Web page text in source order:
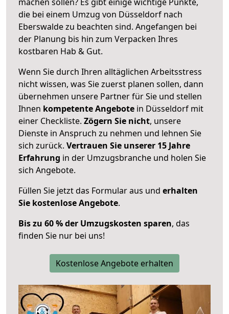
die bei einem Umzug von Düsseldorf nach
Eberswalde zu beachten sind. Angefangen bei
der Planung bis hin zum Verpacken Ihres
kostbaren Hab & Gut.
Wenn Sie durch Ihren alltäglichen Arbeitsstress
nicht wissen, was Sie zuerst planen sollen, dann
übernehmen unsere Partner für Sie und stellen
Ihnen kompetente Angebote in Düsseldorf mit
einer Checkliste. Zögern Sie nicht, unsere
Dienste in Anspruch zu nehmen und lehnen Sie
sich zurück. Vertrauen Sie unserer 15 Jahre
Erfahrung in der Umzugsbranche und holen Sie
sich Angebote.
Füllen Sie jetzt das Formular aus und erhalten
Sie kostenlose Angebote.
Bis zu 60 % der Umzugskosten sparen, das
finden Sie nur bei uns!
Kostenlose Angebote erhalten